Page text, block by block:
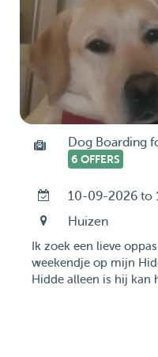
Dog Boarding
6 OFFERS
10-09-2026 to
Huizen
Ik zoek een lieve
weekendje op mijn
Hidde alleen is hij kan